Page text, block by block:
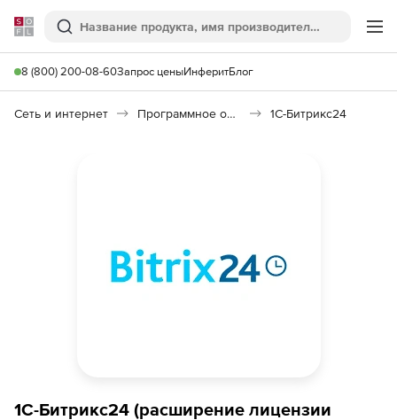
Softline
Поиск
8 (800) 200-08-60Запрос ценыИнферитБлог
Сеть и интернет Программное обеспечение для создания сайтов 1С-Битрикс24
1С-Битрикс24 (расширение лицензии